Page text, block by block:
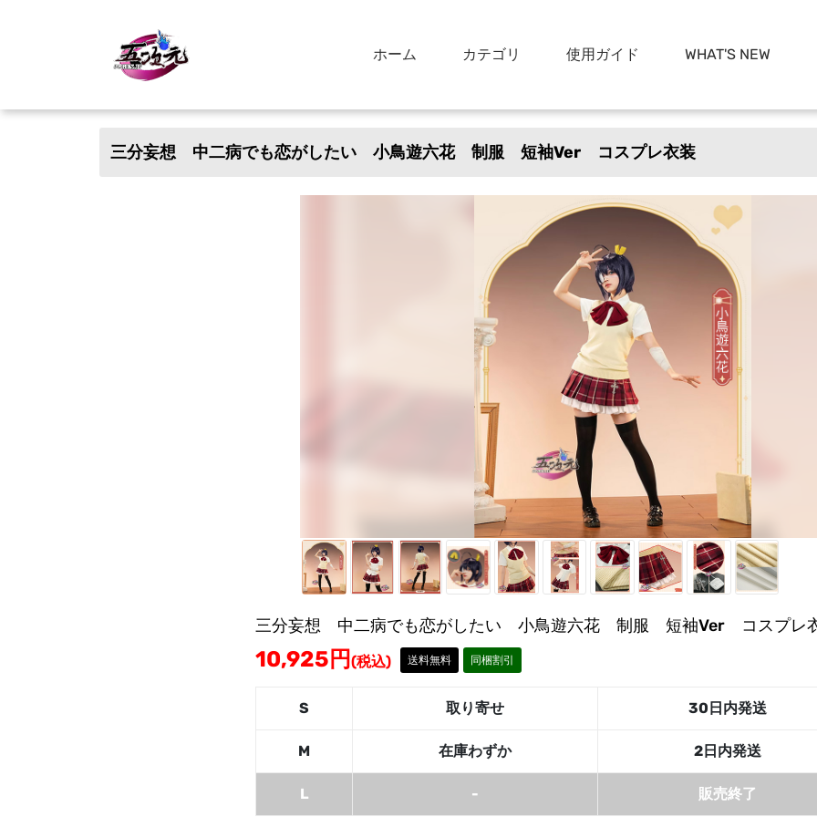
ホーム カテゴリ 使用ガイド WHAT'S NEW
三分妄想 中二病でも恋がしたい 小鳥遊六花 制服 短袖Ver コスプレ衣装
三分妄想 中二病でも恋がしたい 小鳥遊六花 制服 短袖Ver コスプレ
10,925 円 (税込) 送料無料 同梱割引
S 取り寄せ 30日内発送
M 在庫わずか 2日内発送
L - 販売終了